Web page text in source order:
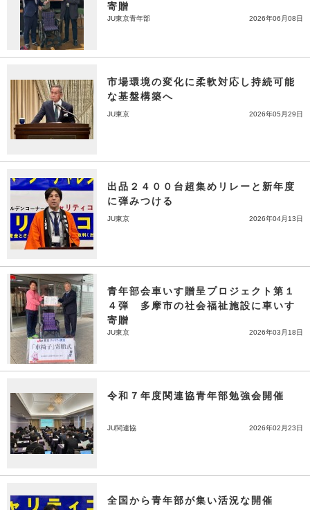
寄贈
JU東京青年部 2026年06月08日
市場環境の変化に柔軟対応し持続可能
な基盤構築へ
JU東京 2026年05月29日
出品２４００台超集めリレーと新年度
に弾みつける
JU東京 2026年04月13日
青年部会車いす贈呈プロジェクト第１
４弾 多摩市の社会福祉施設に車いす
寄贈
JU東京 2026年03月18日
令和７年度関連協青年部勉強会開催
JU関連協 2026年02月23日
全国から青年部が集い活況な開催